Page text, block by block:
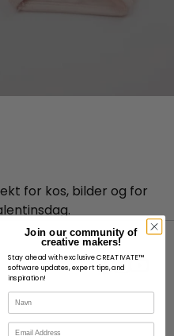
for kos, bilder og for
Join our community of
creative makers!
Stay ahead with exclusive CREATIVATE™
software updates, expert tips, and
inspiration!
Navn
E-post